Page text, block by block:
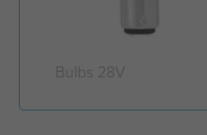
Bulbs 28V